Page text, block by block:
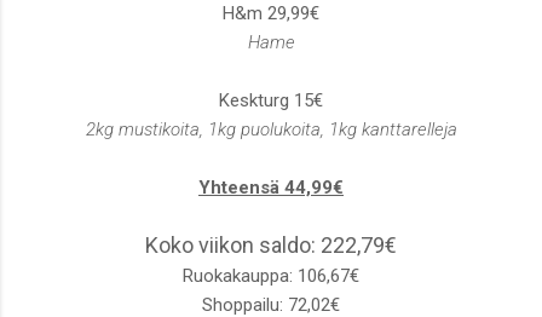
H&m 29,99€
Hame
Keskturg 15€
2kg mustikoita, 1kg puolukoita, 1kg kanttarelleja
Yhteensä 44,99€
Koko viikon saldo: 222,79€
Ruokakauppa: 106,67€
Shoppailu: 72,02€